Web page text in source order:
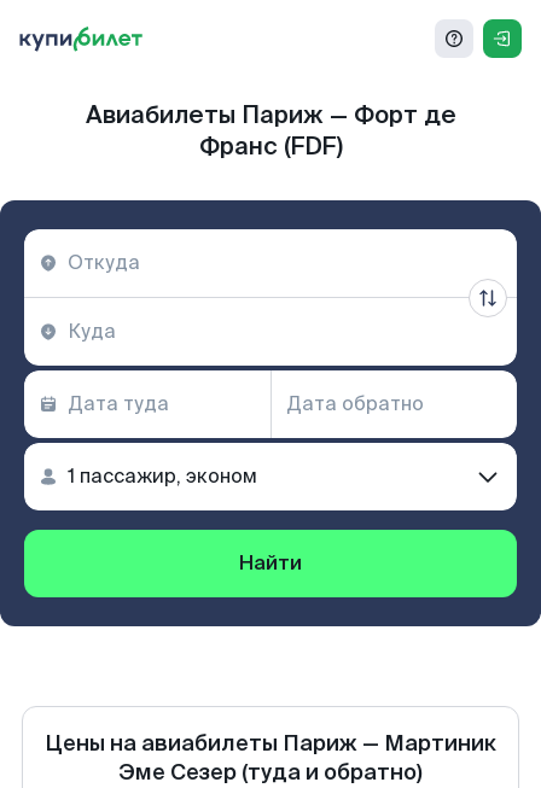
Авиабилеты Париж — Форт де
Франс (FDF)
Найти
Цены на авиабилеты Париж — Мартиник
Эме Сезер (туда и обратно)